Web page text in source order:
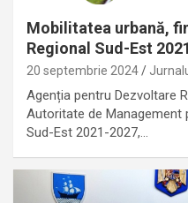
Mobilitatea urbană,
Regional Sud-Est
20 septembrie 2024
Agenția pentru Dezvoltare
Autoritate de Management
Sud-Est 2021-2027,…